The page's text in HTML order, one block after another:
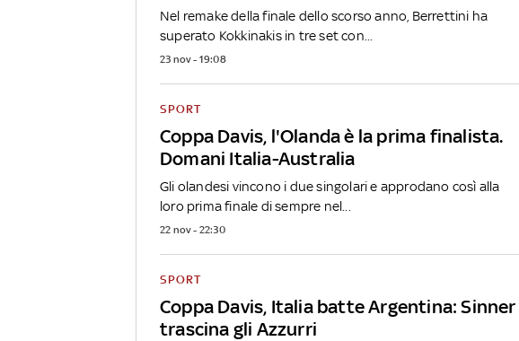
Nel remake della finale dello scorso anno, Berrettini ha
superato Kokkinakis in tre set con...
23 nov - 19:08
Coppa Davis, l'Olanda è la prima finalista.
Domani Italia-Australia
SPORT
Gli olandesi vincono i due singolari e approdano così alla
loro prima finale di sempre nel...
22 nov - 22:30
Coppa Davis, Italia batte Argentina: Sinner
trascina gli Azzurri
SPORT